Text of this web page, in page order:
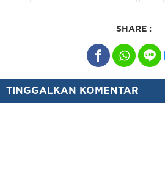
SHARE :
TINGGALKAN KOMENTAR